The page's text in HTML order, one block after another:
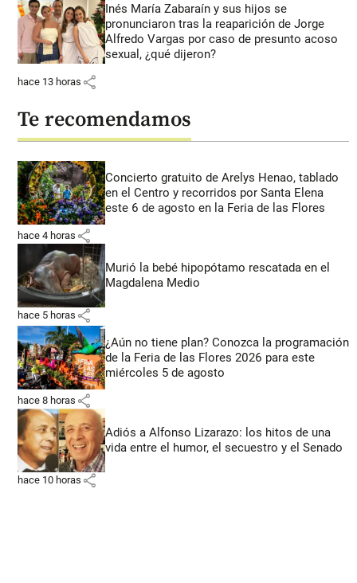
Inés María Zabaraín y sus hijos se
pronunciaron tras la reaparición de Jorge
Alfredo Vargas por caso de presunto acoso
sexual, ¿qué dijeron?
hace 13 horas share
Te recomendamos
Concierto gratuito de Arelys Henao, tablado
en el Centro y recorridos por Santa Elena
este 6 de agosto en la Feria de las Flores
hace 4 horas share
Murió la bebé hipopótamo rescatada en el
Magdalena Medio
hace 5 horas share
¿Aún no tiene plan? Conozca la programación
de la Feria de las Flores 2026 para este
miércoles 5 de agosto
hace 8 horas share
Adiós a Alfonso Lizarazo: los hitos de una
vida entre el humor, el secuestro y el Senado
hace 10 horas share